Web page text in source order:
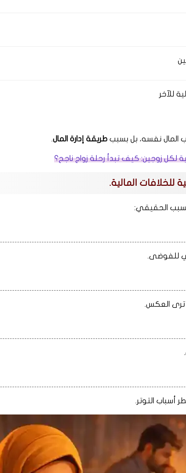
للآخر
المال نفسه، بل بسبب طريقة إدارة المال.
لكل زوجين: كيف تبدأ رحلة زواج ناجح؟
للخلافات المالية.
الحقيقي:
للفوضى.
ترى العكس.
أسباب التوتر.